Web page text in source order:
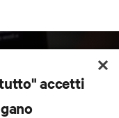
accetti